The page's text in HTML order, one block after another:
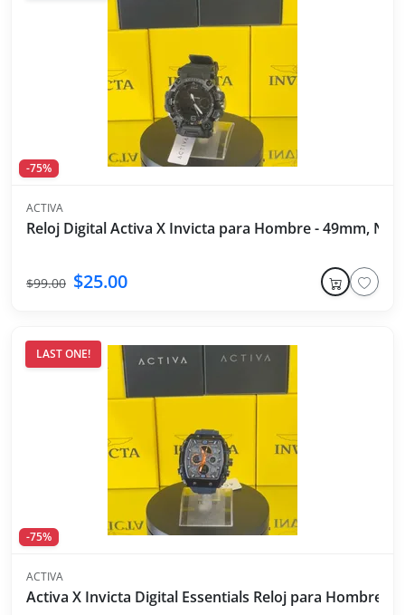
-75%
ACTIVA
Reloj Digital Activa X Invicta para Hombre - 49mm,
$99.00 $25.00
LAST ONE!
-75%
ACTIVA
Activa X Invicta Digital Essentials Reloj para Hombre -